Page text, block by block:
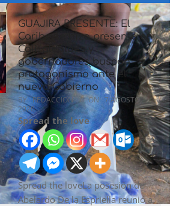
GUAJIRA PRESENTE: El
Caribe se hizo presente en
Cali: alcaldes y
gobernadores buscan
protagonismo ante el
nuevo Gobierno
BY: REDACCION ON: 7 AGOSTO,
2026
Spread the love
Spread the loveLa posesión de
Abelardo De la Espriella reunió a